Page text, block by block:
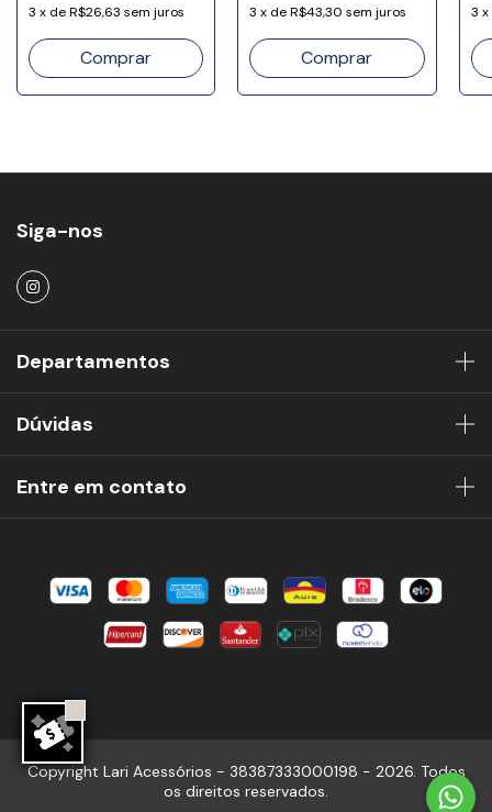
3 x deR$26,63 sem juros
Comprar
3 x deR$43,30 sem juros 3 x
Siga-nos
Departamentos
Dúvidas
Entre em contato
Copyright Lari Acessórios - 38387333000198 - 2026. Todos
os direitos reservados.